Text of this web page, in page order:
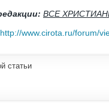
ВСЕ
http://www.cirota.ru/forum/
статьи